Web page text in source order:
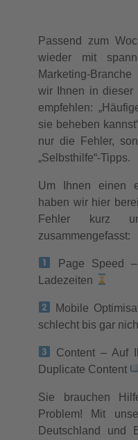
Passend zum
wieder mit
Marketing-
wir Ihnen in dieser
empfehlen:
sie beheben
nur die Fehler,
„Selbsthilfe“-Tipps.
Um Ihnen einen
haben wir hier
Fehler kurz
zusammengefasst:
Page Speed
Ladezeiten
Mobile
schlecht bis gar
Content – Auf
Duplicate Content
Sie brauchen
Problem! Mit
Deutschland und